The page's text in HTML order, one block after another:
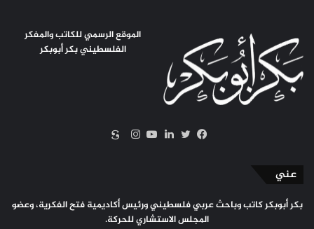
الموقع الرسمي للكاتب والمفكر
الفلسطيني بكر أبوبكر
عني
بكر أبوبكر كاتب وباحث عربي فلسطيني ورئيس أكاديمية فتح الفكرية، وعضو
المجلس الاستشاري للحركة.